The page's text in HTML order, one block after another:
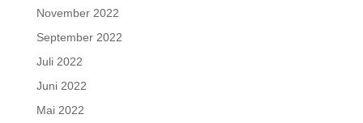
November 2022
September 2022
Juli 2022
Juni 2022
Mai 2022